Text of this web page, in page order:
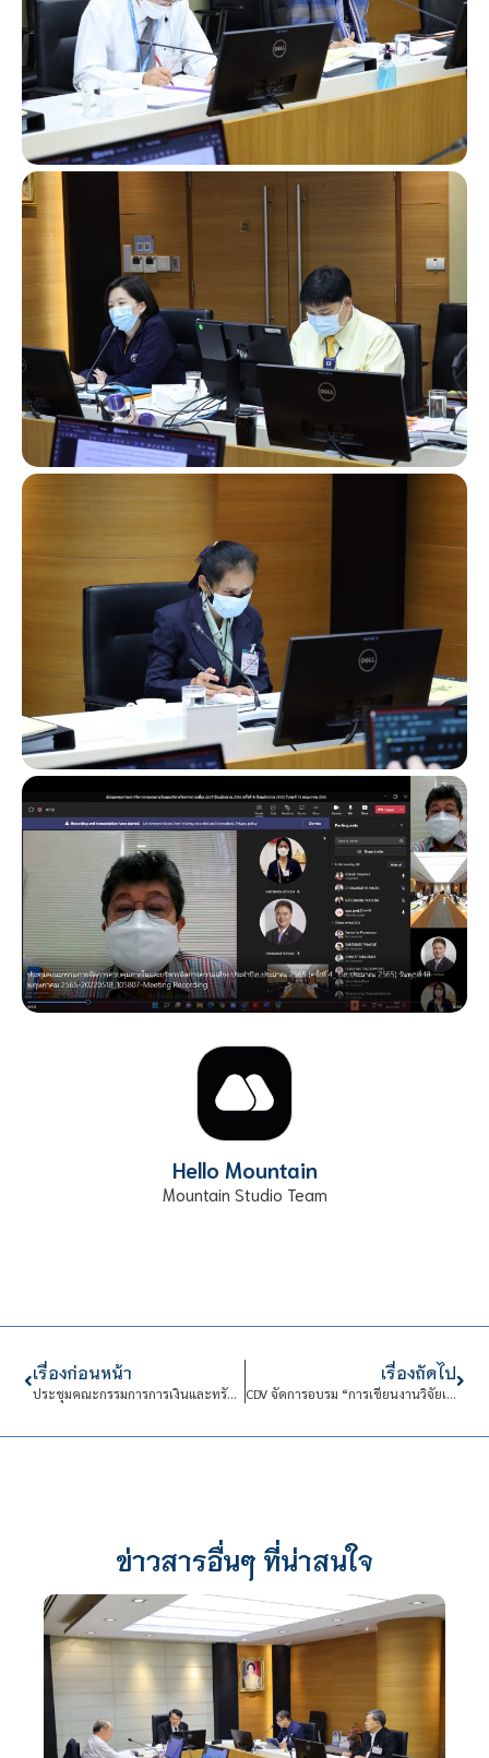
Hello Mountain
Mountain Studio Team
เรื่องก่อนหน้า
ประชุมคณะกรรมการการเงินและทรัพย์สิน (กบง.)
เรื่องถัดไป
CDV จัดการอบรม “การเขียนงานวิจัยเพื่อขอตำแหน่งทางวิชาการสำหรับครูวิชาชีพ”
ข่าวสารอื่นๆ ที่น่าสนใจ